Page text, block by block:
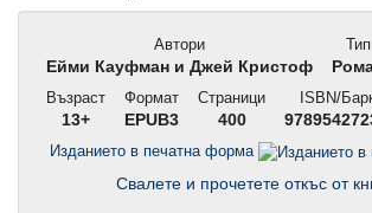
Автори
Ейми Кауфман и Джей Кристоф
Тип
Възраст
13+
Формат
EPUB3
Страници
400
ISBN/
Изданието в печатна форма
Свалете и прочетете откъс от